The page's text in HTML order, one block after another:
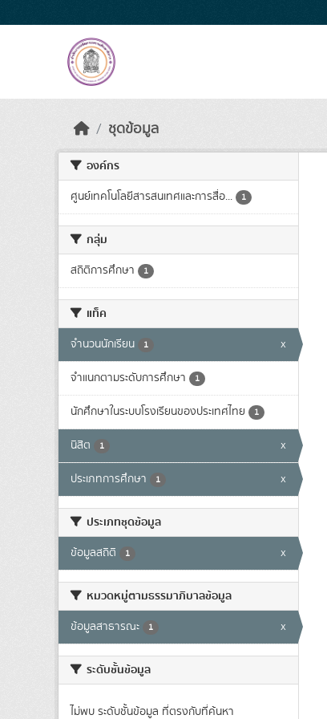
ชุดข้อมูล
องค์กร
ศูนย์เทคโนโลยีสารสนเทศและการสื่อ... 1
กลุ่ม
สถิติการศึกษา 1
แท็ค
จำนวนนักเรียน 1 x
จำแนกตามระดับการศึกษา 1
นักศึกษาในระบบโรงเรียนของประเทศไทย 1
นิสิต 1 x
ประเภทการศึกษา 1 x
ประเภทชุดข้อมูล
ข้อมูลสถิติ 1 x
หมวดหมู่ตามธรรมาภิบาลข้อมูล
ข้อมูลสาธารณะ 1 x
ระดับชั้นข้อมูล
ไม่พบ ระดับชั้นข้อมูล ที่ตรงกับที่ค้นหา